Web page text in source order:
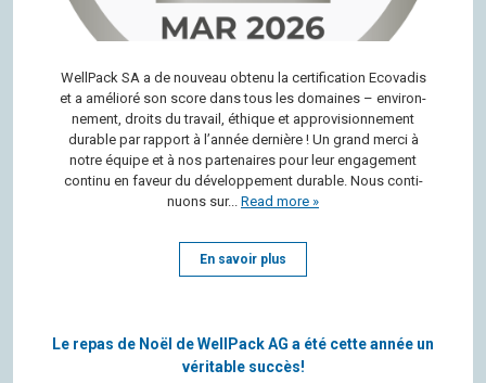
Well­Pack SA a de nou­veau obtenu la cer­ti­fi­ca­tion Eco­va­dis
et a amé­lioré son score dans tous les domaines – envi­ron­
ne­ment, droits du tra­vail, éthique et appro­vi­sion­ne­ment
durable par rap­port à l’an­née der­nière ! Un grand merci à
notre équipe et à nos par­te­naires pour leur enga­ge­ment
continu en faveur du déve­lop­pe­ment durable. Nous conti­
nuons sur... Read more »
En savoir plus
Le repas de Noël de WellPack AG a été cette année un
véritable succès!